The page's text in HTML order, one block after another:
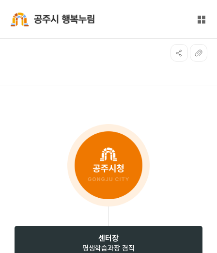
전체
센터장
평생학습과장 겸직